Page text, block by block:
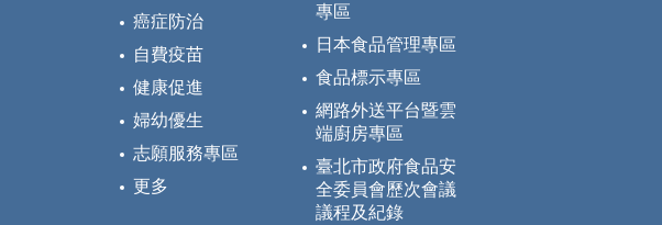
癌症防治
自費疫苗
健康促進
婦幼優生
志願服務專區
更多
專區
日本食品管理專區
食品標示專區
網路外送平台暨雲
端廚房專區
臺北市政府食品安
全委員會歷次會議
議程及紀錄